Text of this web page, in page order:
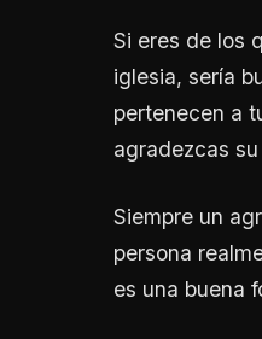
Si eres de los
iglesia, sería
pertenecen a
agradezcas
Siempre un
persona
es una buena